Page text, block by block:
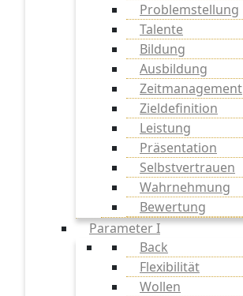
Problemstellung
Talente
Bildung
Ausbildung
Zeitmanagement
Zieldefinition
Leistung
Präsentation
Selbstvertrauen
Wahrnehmung
Bewertung
Parameter I
Back
Flexibilität
Wollen